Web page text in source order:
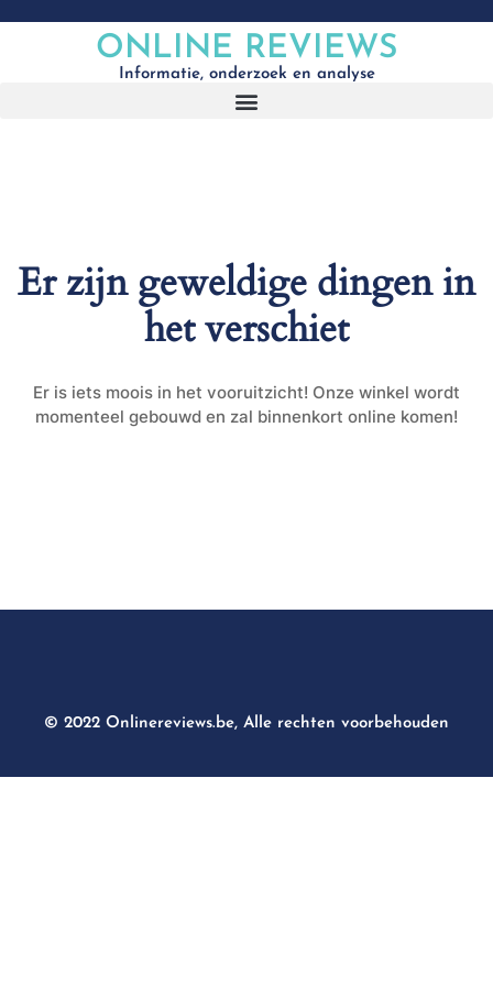
ONLINE REVIEWS
Informatie, onderzoek en analyse
Er zijn geweldige dingen in
het verschiet
Er is iets moois in het vooruitzicht! Onze winkel wordt
momenteel gebouwd en zal binnenkort online komen!
© 2022 Onlinereviews.be, Alle rechten voorbehouden